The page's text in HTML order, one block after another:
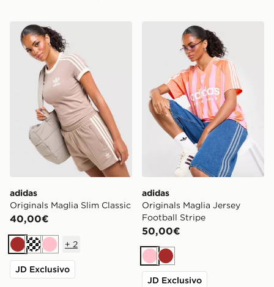
adidas Originals Maglia Slim Classic
adidas
Originals Maglia Slim Classic
40,00€
Marrone
CremaRosa
+ 2
JD Exclusivo
adidas Originals Maglia
adidas
Originals Maglia Jersey
Football Stripe
50,00€
RosaMarrone
JD Exclusivo